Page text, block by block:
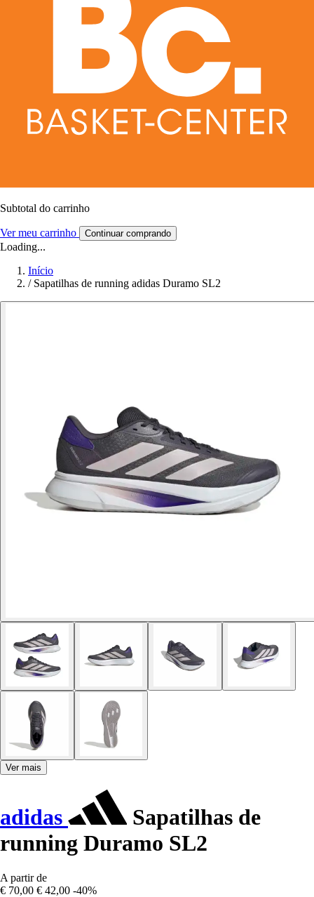
Subtotal do carrinho
Ver meu carrinho Continuar comprando
Loading...
Início
/ Sapatilhas de running adidas Duramo SL2
Ver mais
adidas
Sapatilhas de
running Duramo SL2
A partir de
€ 70,00 € 42,00 -40%